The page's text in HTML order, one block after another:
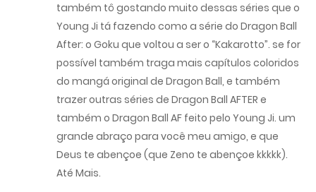
também tô gostando muito dessas séries que o
Young Ji tá fazendo como a série do Dragon Ball
After: o Goku que voltou a ser o “Kakarotto”. se for
possível também traga mais capítulos coloridos
do mangá original de Dragon Ball, e também
trazer outras séries de Dragon Ball AFTER e
também o Dragon Ball AF feito pelo Young Ji. um
grande abraço para você meu amigo, e que
Deus te abençoe (que Zeno te abençoe kkkkk).
Até Mais.